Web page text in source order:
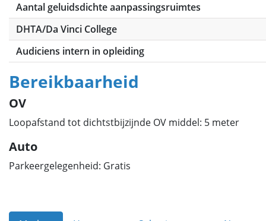
Aantal geluidsdichte aanpassingsruimtes
DHTA/Da Vinci College
Audiciens intern in opleiding
Bereikbaarheid
OV
Loopafstand tot dichtstbijzijnde OV middel: 5 meter
Auto
Parkeergelegenheid: Gratis